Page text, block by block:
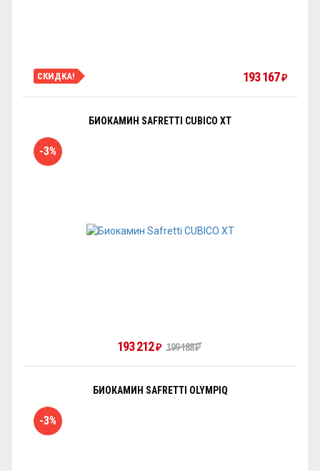
СКИДКА! 193 167₽
БИОКАМИН SAFRETTI CUBICO XT
-3%
193 212₽ 199 188₽
БИОКАМИН SAFRETTI OLYMPIQ
-3%